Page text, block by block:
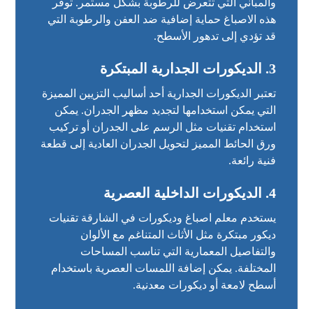
هذه الاصباغ حماية إضافية ضد العفن والرطوبة التي
قد تؤدي إلى تدهور الأسطح.
3. الديكورات الجدارية المبتكرة
تعتبر الديكورات الجدارية أحد أساليب التزيين المميزة
التي يمكن استخدامها لتجديد مظهر الجدران. يمكن
استخدام تقنيات مثل الرسم على الجدران أو تركيب
ورق الحائط المميز لتحويل الجدران العادية إلى قطعة
فنية رائعة.
4. الديكورات الداخلية العصرية
يستخدم معلم اصباغ وديكورات في الشارقة تقنيات
ديكور مبتكرة مثل الأثاث المتناغم مع الألوان
والتفاصيل المعمارية التي تناسب المساحات
المختلفة. يمكن إضافة اللمسات العصرية باستخدام
أسطح لامعة أو ديكورات معدنية.